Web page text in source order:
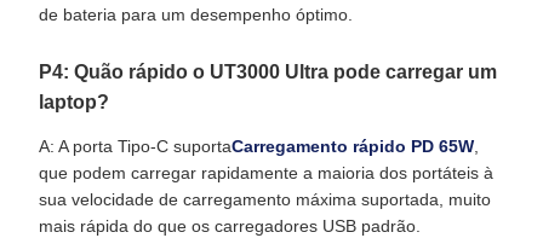
de bateria para um desempenho óptimo.
P4: Quão rápido o UT3000 Ultra pode carregar um
laptop?
A: A porta Tipo-C suportaCarregamento rápido PD 65W
que podem carregar rapidamente a maioria dos portáteis à
sua velocidade de carregamento máxima suportada, muito
mais rápida do que os carregadores USB padrão.